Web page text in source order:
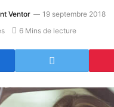
Ventor
19 septembre 2018
6 Mins de lecture